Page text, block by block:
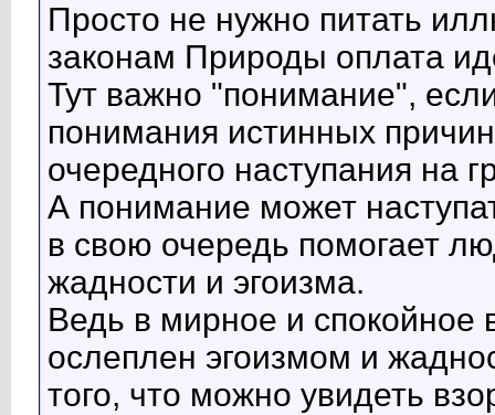
Просто не нужно питать
законам Природы оплата
Тут важно "понимание",
понимания истинных
очередного наступания на
А понимание может
в свою очередь помогает
жадности и эгоизма.
Ведь в мирное и
ослеплен эгоизмом и
того, что можно увидеть